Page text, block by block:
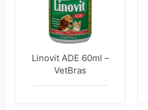
Linovit ADE 60ml –
VetBras